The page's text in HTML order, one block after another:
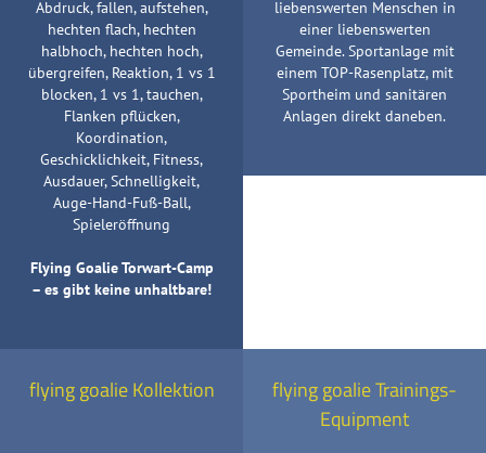
Abdruck, fallen, aufstehen,
hechten flach, hechten
halbhoch, hechten hoch,
übergreifen, Reaktion, 1 vs 1
blocken, 1 vs 1, tauchen,
Flanken pflücken,
Koordination,
Geschicklichkeit, Fitness,
Ausdauer, Schnelligkeit,
Auge-Hand-Fuß-Ball,
Spieleröffnung
Flying Goalie Torwart-Camp
– es gibt keine unhaltbare!
liebenswerten Menschen in
einer liebenswerten
Gemeinde. Sportanlage mit
einem TOP-Rasenplatz, mit
Sportheim und sanitären
Anlagen direkt daneben.
flying goalie Kollektion
flying goalie Trainings-
Equipment